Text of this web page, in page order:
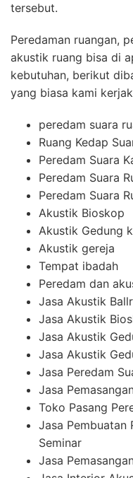
tersebut.
Peredaman ruangan,
akustik ruang bisa di
kebutuhan, berikut
yang biasa kami
peredam suara
Ruang Kedap
Peredam Suara
Peredam Suara
Peredam Suara
Akustik Bioskop
Akustik Gedung
Akustik gereja
Tempat ibadah
Peredam dan
Jasa Akustik
Jasa Akustik
Jasa Akustik
Jasa Akustik
Jasa Peredam
Jasa
Toko Pasang
Jasa Pembuatan
Seminar
Jasa